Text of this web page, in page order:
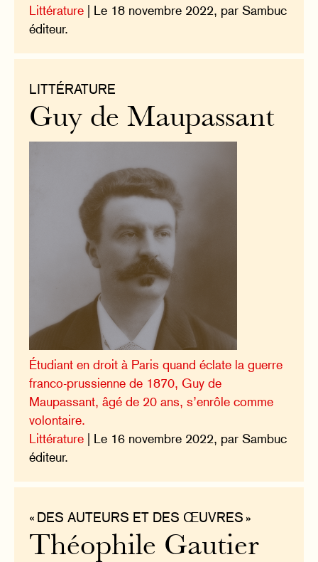
Littérature | Le 18 novembre 2022, par Sambuc
éditeur.
LITTÉRATURE
Guy de Maupassant
Étudiant en droit à Paris quand éclate la guerre
franco-prussienne de 1870, Guy de
Maupassant, âgé de 20 ans, s’enrôle comme
volontaire.
Littérature | Le 16 novembre 2022, par Sambuc
éditeur.
« DES AUTEURS ET DES ŒUVRES »
Théophile Gautier